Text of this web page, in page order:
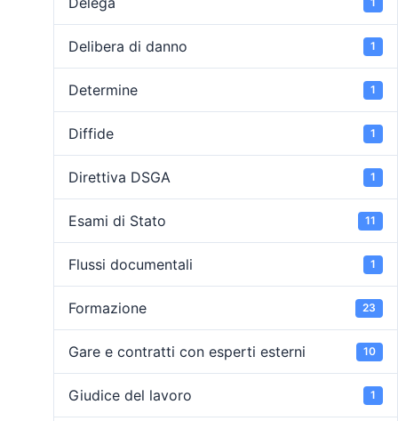
Delibera di danno 1
Determine 1
Diffide 1
Direttiva DSGA 1
Esami di Stato 11
Flussi documentali 1
Formazione 23
Gare e contratti con esperti esterni 10
Giudice del lavoro 1